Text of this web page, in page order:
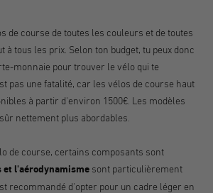
de course de toutes les couleurs et de toutes
à tous les prix. Selon ton budget, tu peux donc
monnaie pour trouver le vélo qui te
pas une fatalité, car les vélos de course haut
à partir d'environ 1500€. Les modèles
nettement plus abordables.
de course, certains composants sont
et l'aérodynamisme sont particulièrement
recommandé d'opter pour un cadre léger en